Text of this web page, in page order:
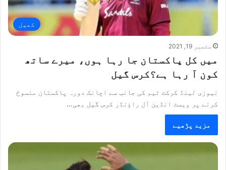
کھیل
ستمبر 19, 2021
میں کل پاکستان جا رہا ہوں، میرے ساتھ
کون آ رہا ہے؟کرس گیل
نیوزی لینڈ کرکٹ ٹیم کی جانب سے اچانک دورہ پاکستان منسوخ
کرنے پر ویسٹ انڈین آل راؤنڈر کرس گیل بھی…
مزید پڑھیے